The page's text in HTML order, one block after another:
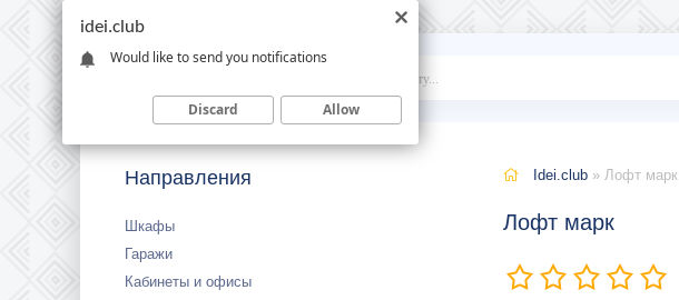
Idei
Направления
Шкафы
Гаражи
Кабинеты и офисы
Idei.club » Лофт марк
Лофт марк
idei.club
Would like to send you notifications
Discard Allow